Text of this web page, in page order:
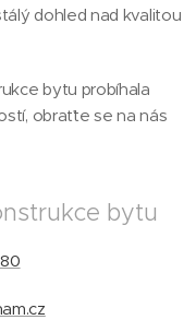
dohled nad kvalitou
bytu probíhala
obraťte se na nás
bytu